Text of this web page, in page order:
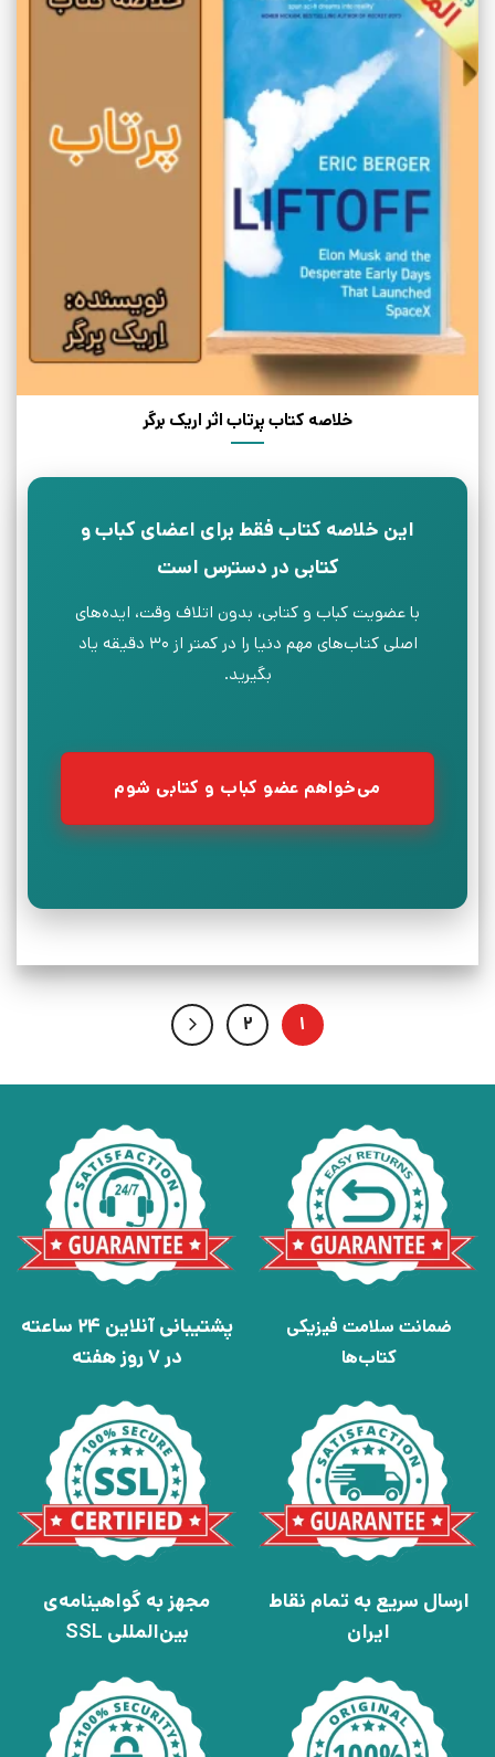
خلاصه کتاب پرتاب اثر اریک برگر
این خلاصه کتاب فقط برای اعضای کباب و
کتابی در دسترس است
با عضویت کباب و کتابی، بدون اتلاف وقت، ایده‌های
اصلی کتاب‌های مهم دنیا را در کمتر از ۳۰ دقیقه یاد
بگیرید.
می‌خواهم عضو کباب و کتابی شوم
1
2
ضمانت سلامت فیزیکی
کتاب‌ها
پشتیبانی آنلاین 24 ساعته
در 7 روز هفته
ارسال سریع به تمام نقاط
ایران
مجهز به گواهینامه‌ی
بین‌المللی SSL